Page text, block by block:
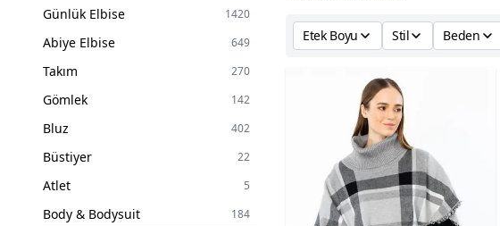
Günlük Elbise 1420
Abiye Elbise 649
Takım 270
Gömlek 142
Bluz 402
Büstiyer 22
Atlet 5
Body & Bodysuit 184
Etek Boyu Stil Beden